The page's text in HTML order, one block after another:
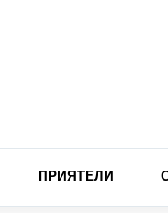
ПРИЯТЕЛИ